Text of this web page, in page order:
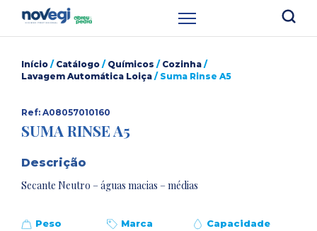
Início / Catálogo / Químicos / Cozinha /
Lavagem Automática Loiça / Suma Rinse A5
Ref: A08057010160
SUMA RINSE A5
Descrição
Secante Neutro – águas macias – médias
Peso Marca Capacidade